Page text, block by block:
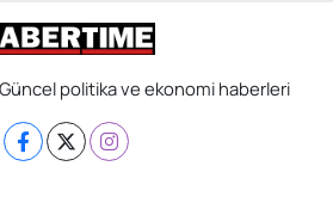
politika ve ekonomi haberleri